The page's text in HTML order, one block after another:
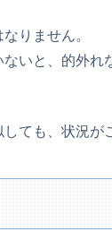
りません。
いと、的外れ
ても、状況が